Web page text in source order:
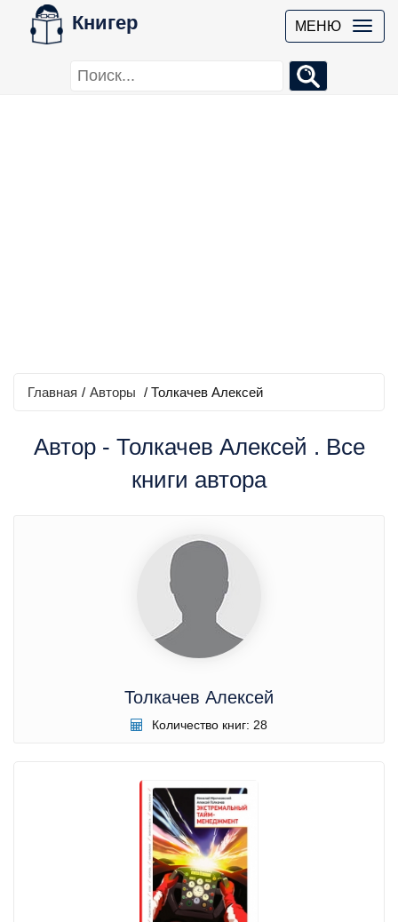
Книгер МЕНЮ
Главная / Авторы / Толкачев Алексей
Автор - Толкачев Алексей . Все
книги автора
Толкачев Алексей
Количество книг: 28